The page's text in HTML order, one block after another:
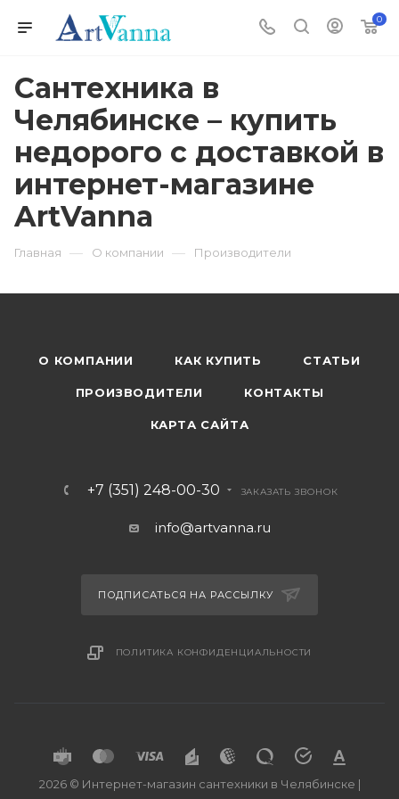
0
Сантехника в
Челябинске – купить
недорого с доставкой в
интернет-магазине
ArtVanna
Главная — О компании — Производители
О КОМПАНИИ КАК КУПИТЬ СТАТЬИ
ПРОИЗВОДИТЕЛИ КОНТАКТЫ
КАРТА САЙТА
+7 (351) 248-00-30 ЗАКАЗАТЬ ЗВОНОК
info@artvanna.ru
ПОДПИСАТЬСЯ НА РАССЫЛКУ
ПОЛИТИКА КОНФИДЕНЦИАЛЬНОСТИ
2026 © Интернет-магазин сантехники в Челябинске |